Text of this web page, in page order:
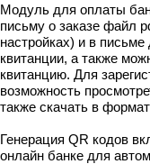
Модуль для оплаты
письму о заказе файл
настройках) и в
квитанции, а также
квитанцию. Для
возможность
также скачать в
Генерация QR кодов
онлайн банке для